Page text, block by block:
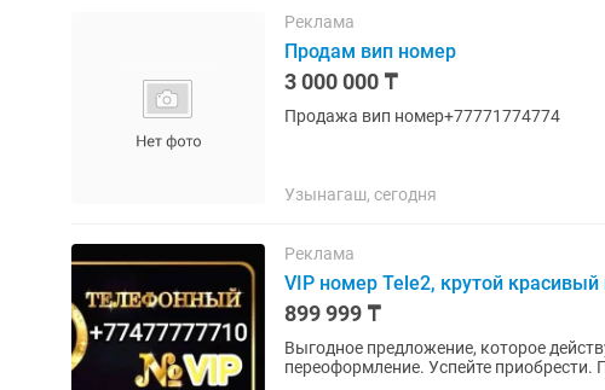
Реклама
Продам вип номер
3 000 000 ₸
Продажа вип номер+77771774774
Узынагаш, сегодня
Реклама
VIP номер Tele2, крутой
899 999 ₸
Выгодное предложение, которое
переоформление. Успейте приобрести.